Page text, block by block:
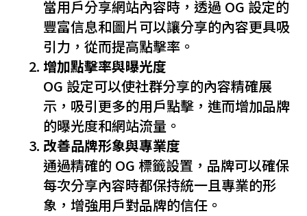
當用戶分享網站內容時，透過 OG 設定的
豐富信息和圖片可以讓分享的內容更具吸
引力，從而提高點擊率。
增加點擊率與曝光度
OG 設定可以使社群分享的內容精確展
示，吸引更多的用戶點擊，進而增加品牌
的曝光度和網站流量。
改善品牌形象與專業度
通過精確的 OG 標籤設置，品牌可以確保
每次分享內容時都保持統一且專業的形
象，增強用戶對品牌的信任。